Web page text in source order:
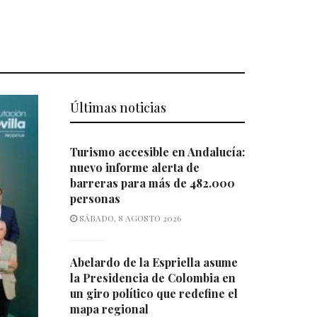
Últimas noticias
Turismo accesible en Andalucía:
nuevo informe alerta de
barreras para más de 482.000
personas
SÁBADO, 8 AGOSTO 2026
Abelardo de la Espriella asume
la Presidencia de Colombia en
un giro político que redefine el
mapa regional